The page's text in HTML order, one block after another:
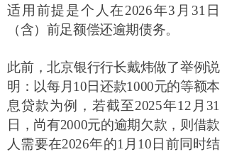
适用前提是个人在2026年3 月 31 日
（含）前足额偿还逾期债务。
此前，北京银行行长戴炜做了举例说
明：以每月 10日还款1000元的等额本
息贷款为例，若截至2025年12 月 31
日，尚有2000元的逾期欠款，则借款
人需要在2026年的1 月 10 日前同时结